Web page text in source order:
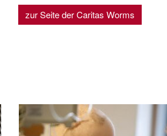
zur Seite der Caritas Worms